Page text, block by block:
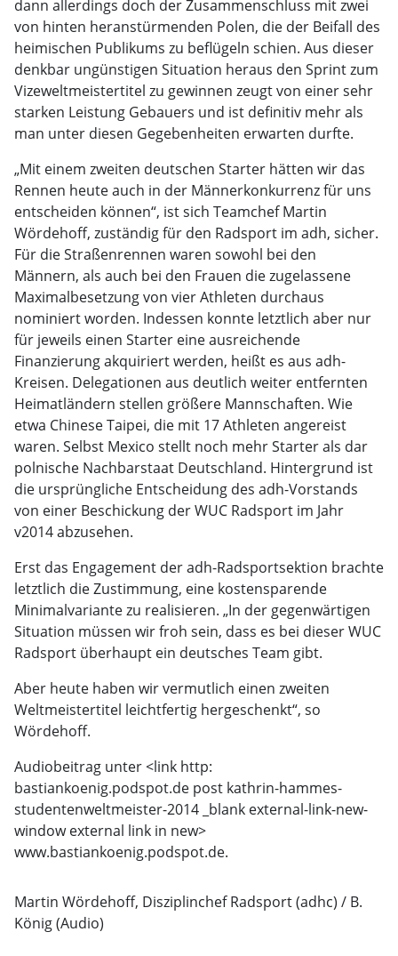
dann allerdings doch der Zusammenschluss mit zwei
von hinten heranstürmenden Polen, die der Beifall des
heimischen Publikums zu beflügeln schien. Aus dieser
denkbar ungünstigen Situation heraus den Sprint zum
Vizeweltmeistertitel zu gewinnen zeugt von einer sehr
starken Leistung Gebauers und ist definitiv mehr als
man unter diesen Gegebenheiten erwarten durfte.
„Mit einem zweiten deutschen Starter hätten wir das
Rennen heute auch in der Männerkonkurrenz für uns
entscheiden können“, ist sich Teamchef Martin
Wördehoff, zuständig für den Radsport im adh, sicher.
Für die Straßenrennen waren sowohl bei den
Männern, als auch bei den Frauen die zugelassene
Maximalbesetzung von vier Athleten durchaus
nominiert worden. Indessen konnte letztlich aber nur
für jeweils einen Starter eine ausreichende
Finanzierung akquiriert werden, heißt es aus adh-
Kreisen. Delegationen aus deutlich weiter entfernten
Heimatländern stellen größere Mannschaften. Wie
etwa Chinese Taipei, die mit 17 Athleten angereist
waren. Selbst Mexico stellt noch mehr Starter als dar
polnische Nachbarstaat Deutschland. Hintergrund ist
die ursprüngliche Entscheidung des adh-Vorstands
von einer Beschickung der WUC Radsport im Jahr
v2014 abzusehen.
Erst das Engagement der adh-Radsportsektion brachte
letztlich die Zustimmung, eine kostensparende
Minimalvariante zu realisieren. „In der gegenwärtigen
Situation müssen wir froh sein, dass es bei dieser WUC
Radsport überhaupt ein deutsches Team gibt.
Aber heute haben wir vermutlich einen zweiten
Weltmeistertitel leichtfertig hergeschenkt“, so
Wördehoff.
Audiobeitrag unter <link http:
bastiankoenig.podspot.de post kathrin-hammes-
studentenweltmeister-2014 _blank external-link-new-
window external link in new>
www.bastiankoenig.podspot.de.
Martin Wördehoff, Disziplinchef Radsport (adhc) / B.
König (Audio)